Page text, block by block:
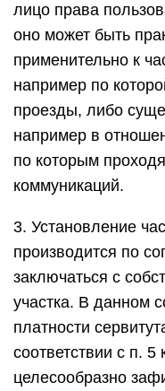
лицо права
оно может быть
применительно к
например по
проезды, либо
например в
по которым
коммуникаций.
3. Установление
производится по
заключаться с
участка. В данном
платности
соответствии с п.
целесообразно